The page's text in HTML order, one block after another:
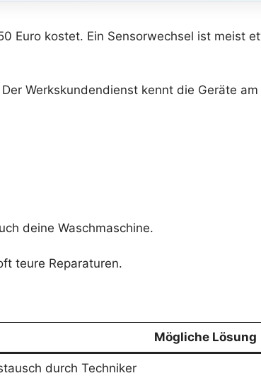
Euro kostet. Ein Sensorwechsel ist meist
Werkskundendienst kennt die Geräte
deine Waschmaschine.
teure Reparaturen.
Mögliche Lösung
durch Techniker